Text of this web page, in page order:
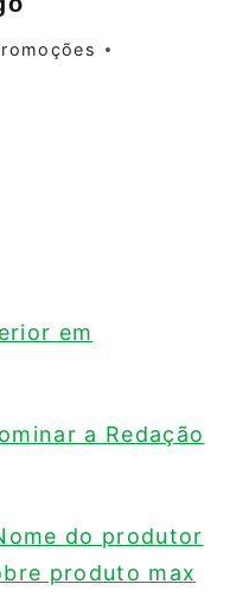
em
a Redação
do produtor
produto max